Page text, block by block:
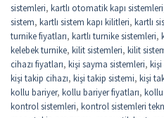
sistemleri, kartlı otomatik kapı sistemleri
sistem, kartlı sistem kapı kilitleri, kartlı
turnike fiyatları, kartlı turnike sistemleri,
kelebek turnike, kilit sistemleri, kilit
cihazı fiyatları, kişi sayma sistemleri, kişi
kişi takip cihazı, kişi takip sistemi, kişi
kollu bariyer, kollu bariyer fiyatları, kollu
kontrol sistemleri, kontrol sistemleri